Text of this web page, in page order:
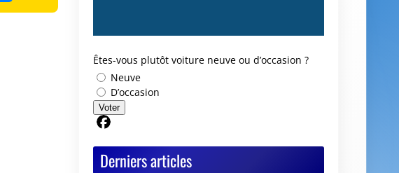
Êtes-vous plutôt voiture neuve ou d’occasion ?
Neuve
D’occasion
Voter
Derniers articles